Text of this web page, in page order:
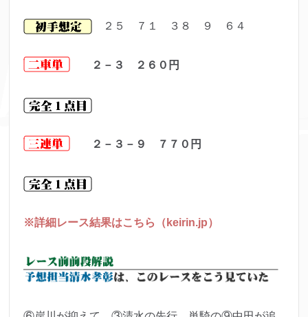
２５ ７１ ３８ ９ ６４
２－３ ２６０ 円
２－３－９ ７７０ 円
※詳細レース結果はこちら（keirin.jp）